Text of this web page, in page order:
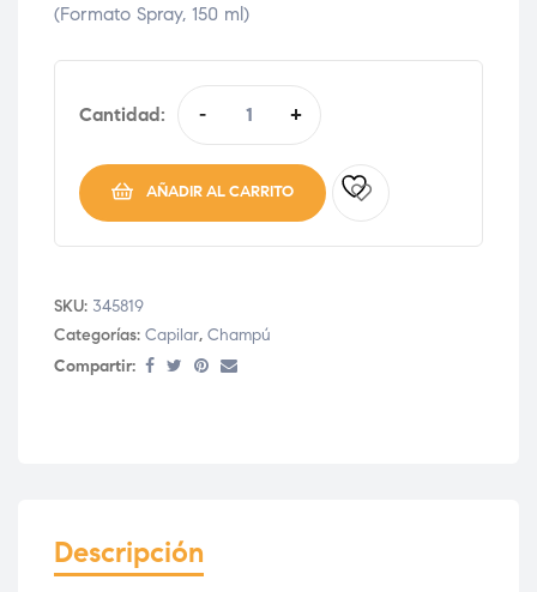
(Formato Spray, 150 ml)
Cantidad: - +
AÑADIR AL CARRITO
SKU: 345819
Categorías: Capilar, Champú
Compartir:
Descripción